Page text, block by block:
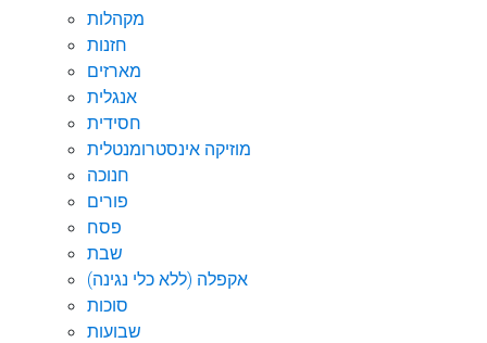
מקהלות
חזנות
מארזים
אנגלית
חסידית
מוזיקה אינסטרומנטלית
חנוכה
פורים
פסח
שבת
אקפלה (ללא כלי נגינה)
סוכות
שבועות